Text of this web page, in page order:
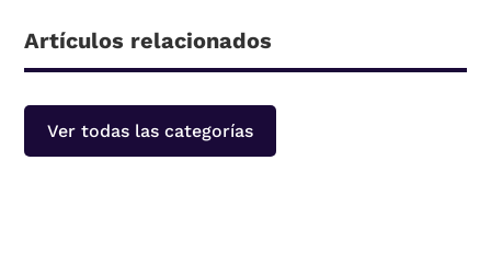
Artículos relacionados
Ver todas las categorías